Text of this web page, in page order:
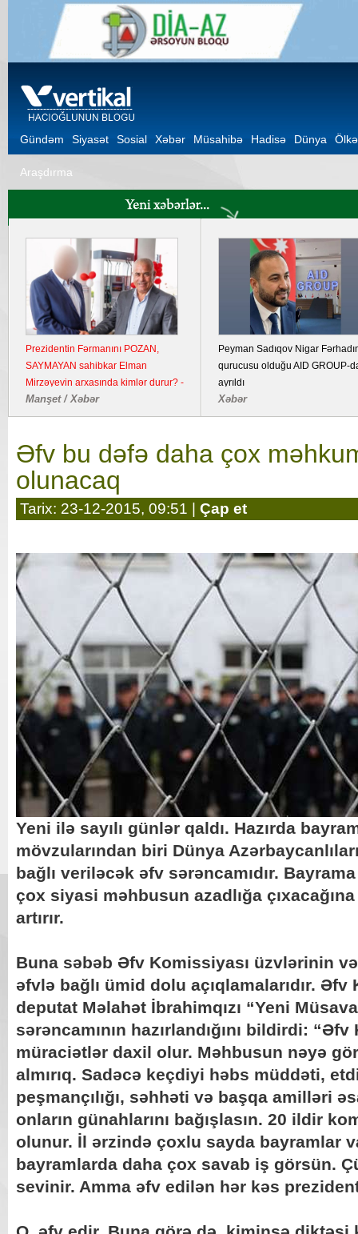
Gündəm Siyasət Sosial Xəbər Müsahibə Hadisə Dünya Ölkə
Araşdırma
Prezidentin Fərmanını POZAN,
SAYMAYAN sahibkar Elman
Mirzəyevin arxasında kimlər durur? -
Kənd təsərrüfatı təyinatlı torpaqda
fəaliyyət göstərən YDM ətrafında
Manşet / Xəbər
Peyman Sadıqov Nigar
qurucusu olduğu AID GROUP-
ayrıldı
Xəbər
Əfv bu dəfə daha çox
olunacaq
Tarix: 23-12-2015, 09:51 | Çap et
Yeni ilə sayılı günlər qaldı. Hazırda
mövzularından biri Dünya
bağlı veriləcək əfv sərəncamıdır.
çox siyasi məhbusun azadlığa
artırır.
Buna səbəb Əfv Komissiyası üzvlərinin
əfvlə bağlı ümid dolu açıqlamalarıdır. Əfv
deputat Məlahət İbrahimqızı “Yeni
sərəncamının hazırlandığını bildirdi:
müraciətlər daxil olur. Məhbusun nəyə
almırıq. Sadəcə keçdiyi həbs müddəti,
peşmançılığı, səhhəti və başqa amilləri
onların günahlarını bağışlasın. 20 ildir
olunur. İl ərzində çoxlu sayda bayramlar
bayramlarda daha çox savab iş görsün.
sevinir. Amma əfv edilən hər kəs